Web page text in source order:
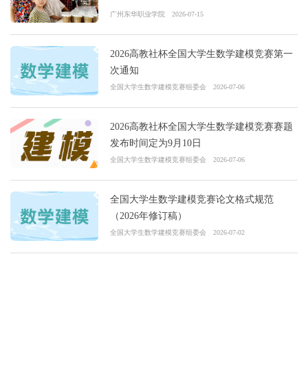
广州东华职业学院 2026-07-15
2026高教社杯全国大学生数学建模竞赛第一
次通知
全国大学生数学建模竞赛组委会 2026-07-06
2026高教社杯全国大学生数学建模竞赛赛题
发布时间定为9月10日
全国大学生数学建模竞赛组委会 2026-07-06
全国大学生数学建模竞赛论文格式规范
（2026年修订稿）
全国大学生数学建模竞赛组委会 2026-07-02